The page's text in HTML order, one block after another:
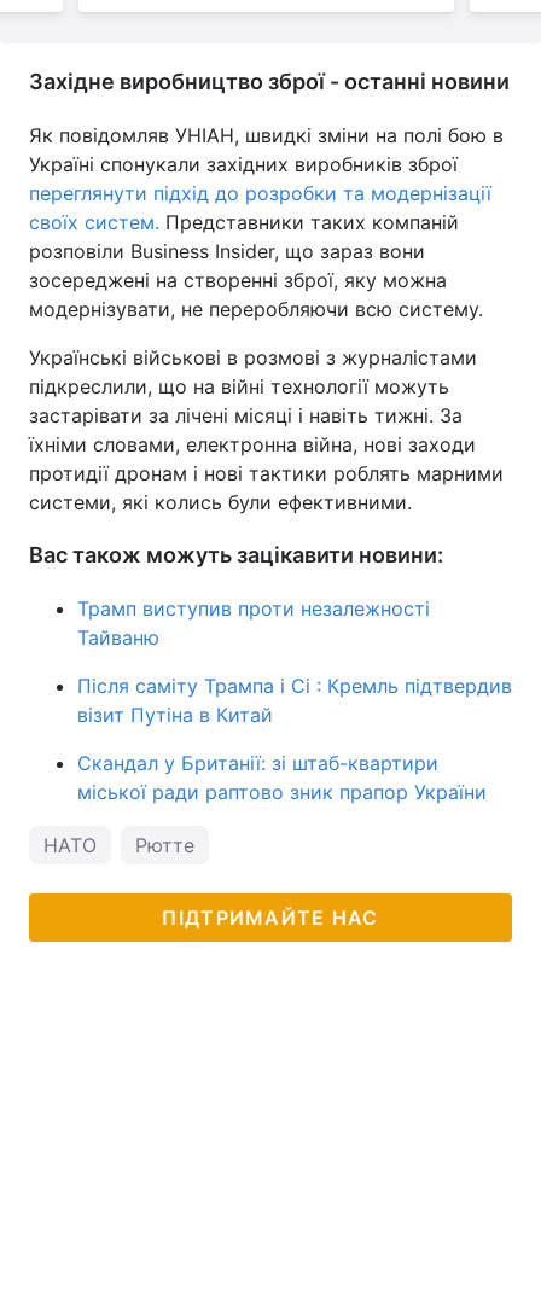
Західне виробництво зброї - останні новини
Як повідомляв УНІАН, швидкі зміни на полі бою в
Україні спонукали західних виробників зброї
переглянути підхід до розробки та модернізації
своїх систем. Представники таких компаній
розповіли Business Insider, що зараз вони
зосереджені на створенні зброї, яку можна
модернізувати, не переробляючи всю систему.
Українські військові в розмові з журналістами
підкреслили, що на війні технології можуть
застарівати за лічені місяці і навіть тижні. За
їхніми словами, електронна війна, нові заходи
протидії дронам і нові тактики роблять марними
системи, які колись були ефективними.
Вас також можуть зацікавити новини:
Трамп виступив проти незалежності
Тайваню
Після саміту Трампа і Сі : Кремль підтвердив
візит Путіна в Китай
Скандал у Британії: зі штаб-квартири
міської ради раптово зник прапор України
НАТО Рютте
ПІДТРИМАЙТЕ НАС